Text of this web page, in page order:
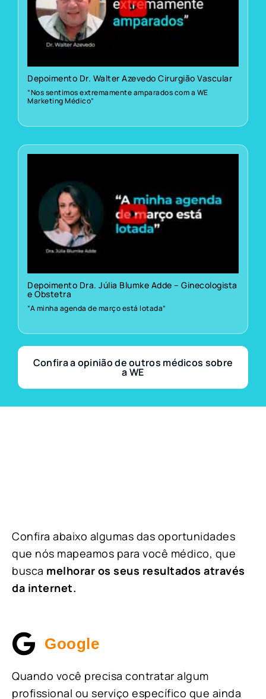
Depoimento Dr. Walter Azevedo Cirurgião Vascular
“Nos sentimos extremamente amparados com a WE
Marketing Médico”
Depoimento Dra. Júlia Blumke Adde – Ginecologista
e Obstetra
“A minha agenda de março está lotada”
Confira a opinião de outros médicos sobre
a WE
Confira abaixo algumas das oportunidades
que nós mapeamos para você médico, que
busca melhorar os seus resultados através
da internet.
Google
Quando você precisa contratar algum
profissional ou serviço específico que ainda